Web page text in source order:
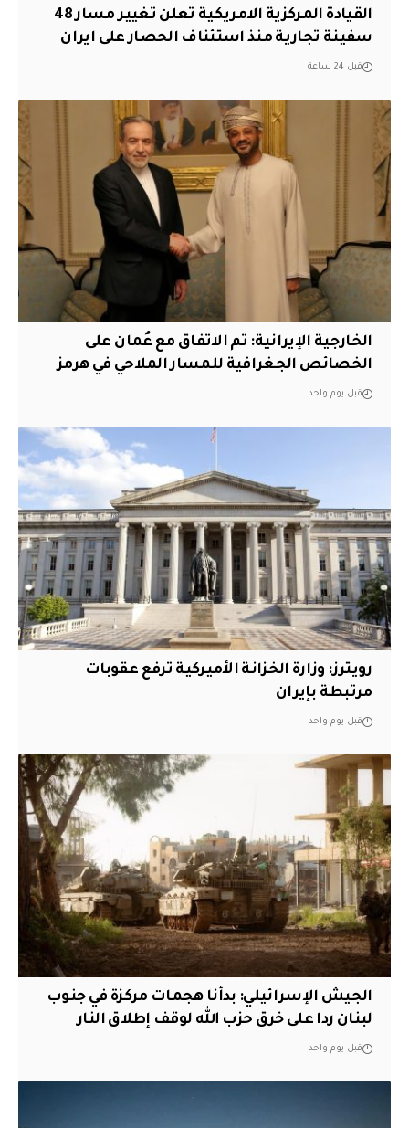
القيادة المركزية الامريكية تعلن تغيير مسار 48
سفينة تجارية منذ استئناف الحصار على ايران
قبل 24 ساعة
‏الخارجية الإيرانية: تم الاتفاق مع عُمان على
الخصائص الجغرافية للمسار الملاحي في هرمز
قبل يوم واحد
‏رويترز: وزارة الخزانة الأميركية ترفع عقوبات
مرتبطة بإيران
قبل يوم واحد
الجيش الإسرائيلي: بدأنا هجمات مركزة في جنوب
لبنان ردا على خرق حزب الله لوقف إطلاق النار
قبل يوم واحد